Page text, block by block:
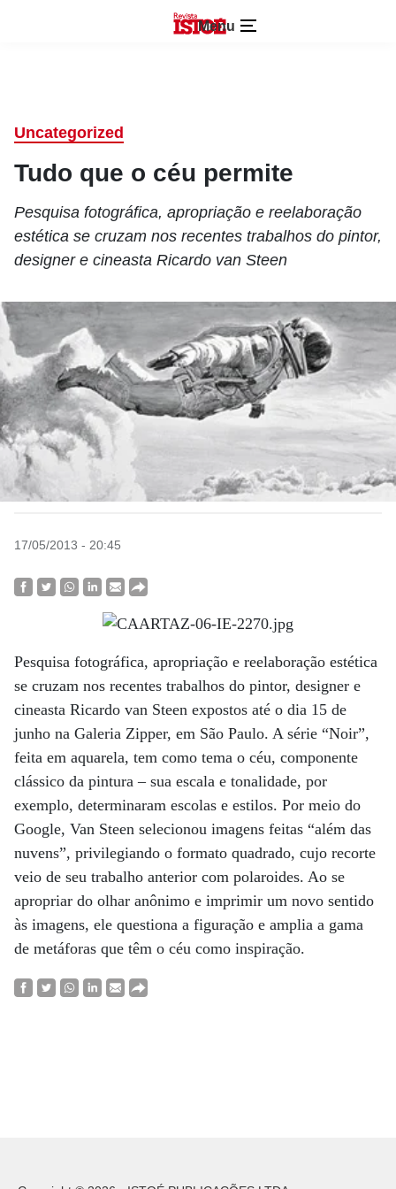
Menu
Uncategorized
Tudo que o céu permite
Pesquisa fotográfica, apropriação e reelaboração
estética se cruzam nos recentes trabalhos do pintor,
designer e cineasta Ricardo van Steen
17/05/2013 - 20:45
Pesquisa fotográfica, apropriação e reelaboração estética
se cruzam nos recentes trabalhos do pintor, designer e
cineasta Ricardo van Steen expostos até o dia 15 de
junho na Galeria Zipper, em São Paulo. A série “Noir”,
feita em aquarela, tem como tema o céu, componente
clássico da pintura – sua escala e tonalidade, por
exemplo, determinaram escolas e estilos. Por meio do
Google, Van Steen selecionou imagens feitas “além das
nuvens”, privilegiando o formato quadrado, cujo recorte
veio de seu trabalho anterior com polaroides. Ao se
apropriar do olhar anônimo e imprimir um novo sentido
às imagens, ele questiona a figuração e amplia a gama
de metáforas que têm o céu como inspiração.